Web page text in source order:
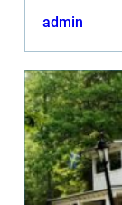
admin